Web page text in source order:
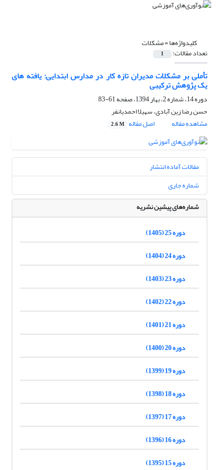
کلیدواژه‌ها =مشکلات
تعداد مقالات: 1
تأملی بر مشکلات مدیران تازه کار در مدارس ابتدایی: یافته های
یک پژوهش ترکیبی
دوره 14، شماره 2، بهار 1394، صفحه
61-83
حسن رضا زین آبادی، سهیلا احمدیانفر
مشاهده مقاله
اصل مقاله 2.6 M
مقالات آماده انتشار
شماره جاری
شماره‌های پیشین نشریه
دوره 25 (1405)
دوره 24 (1404)
دوره 23 (1403)
دوره 22 (1402)
دوره 21 (1401)
دوره 20 (1400)
دوره 19 (1399)
دوره 18 (1398)
دوره 17 (1397)
دوره 16 (1396)
دوره 15 (1395)